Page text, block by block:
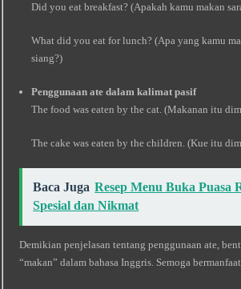
Did you eat breakfast? (Apakah kamu makan
What did you eat for lunch? (Apa yang kamu
siang?)
Penggunaan ate dalam kalimat pasif
The food was eaten by the cat. (Makanan itu
The cake was eaten by the children. (Kue itu
Baca Juga Resep Menu Buka Puasa
Spesial dan Nikmat
Demikian penjelasan tentang penggunaan ate,
“makan” dalam bahasa Inggris. Semoga